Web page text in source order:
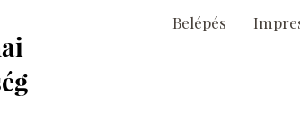
Belépés